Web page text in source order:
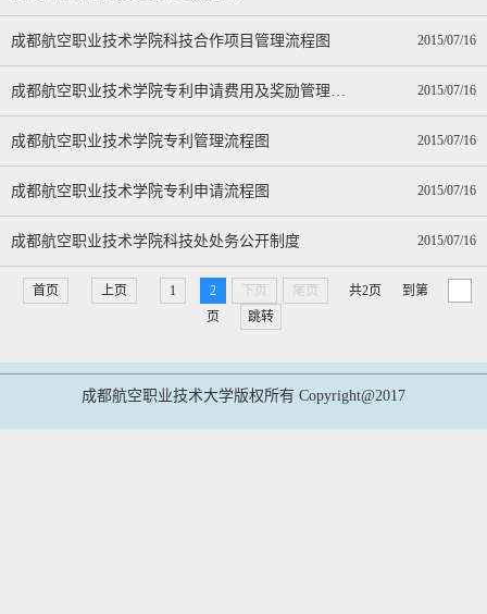
2015/07/16
成都航空职业技术学院科技合作项目管理流程图
2015/07/16
2015/07/16
成都航空职业技术学院专利管理流程图
2015/07/16
成都航空职业技术学院专利申请流程图
2015/07/16
成都航空职业技术学院科技处处务公开制度
首页 上页 1 2 下页 尾页 共2页
到第
页
跳转
成都航空职业技术大学版权所有 Copyright@2017